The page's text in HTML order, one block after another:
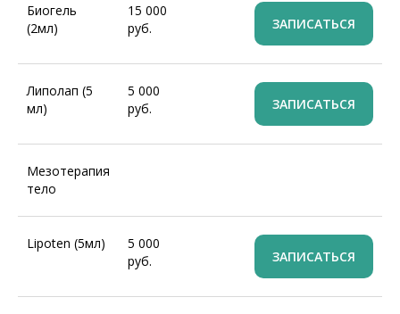
Биогель
(2мл)
15 000
руб.
ЗАПИСАТЬСЯ
Липолап (5
мл)
5 000
руб.
ЗАПИСАТЬСЯ
Мезотерапия
тело
Lipoten (5мл)
5 000
руб.
ЗАПИСАТЬСЯ